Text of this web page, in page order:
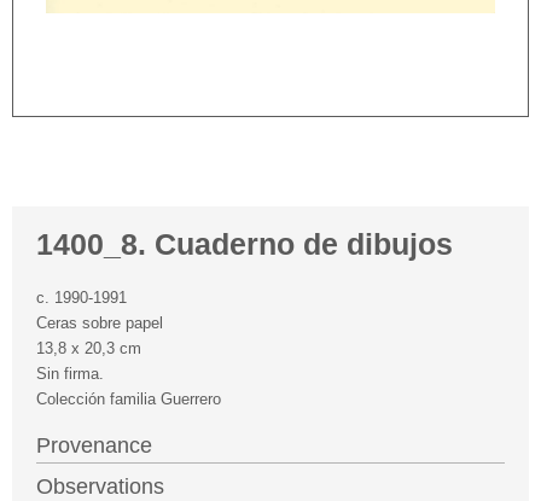
1400_8. Cuaderno de dibujos
c. 1990-1991
Ceras sobre papel
13,8 x 20,3 cm
Sin firma.
Colección familia Guerrero
Provenance
Observations